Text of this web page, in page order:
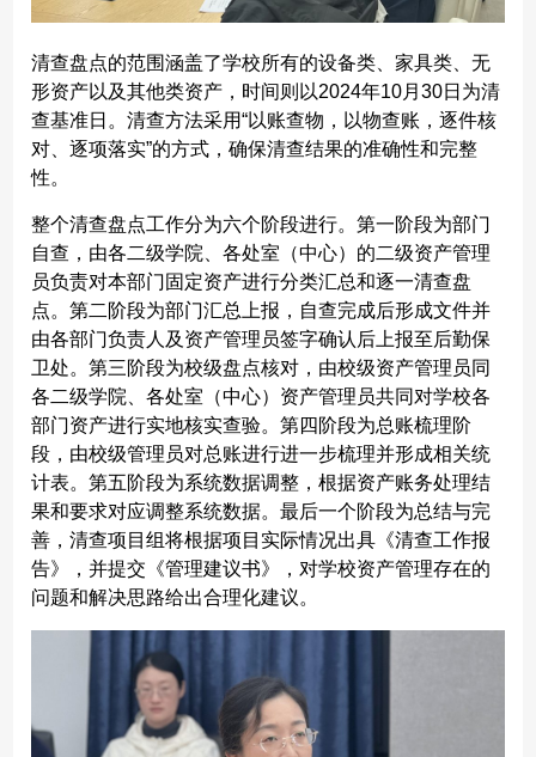
清查盘点的范围涵盖了学校所有的设备类、家具类、无
形资产以及其他类资产，时间则以2024年10月30日为清
查基准日。清查方法采用“以账查物，以物查账，逐件核
对、逐项落实”的方式，确保清查结果的准确性和完整
性。
整个清查盘点工作分为六个阶段进行。第一阶段为部门
自查，由各二级学院、各处室（中心）的二级资产管理
员负责对本部门固定资产进行分类汇总和逐一清查盘
点。第二阶段为部门汇总上报，自查完成后形成文件并
由各部门负责人及资产管理员签字确认后上报至后勤保
卫处。第三阶段为校级盘点核对，由校级资产管理员同
各二级学院、各处室（中心）资产管理员共同对学校各
部门资产进行实地核实查验。第四阶段为总账梳理阶
段，由校级管理员对总账进行进一步梳理并形成相关统
计表。第五阶段为系统数据调整，根据资产账务处理结
果和要求对应调整系统数据。最后一个阶段为总结与完
善，清查项目组将根据项目实际情况出具《清查工作报
告》，并提交《管理建议书》，对学校资产管理存在的
问题和解决思路给出合理化建议。